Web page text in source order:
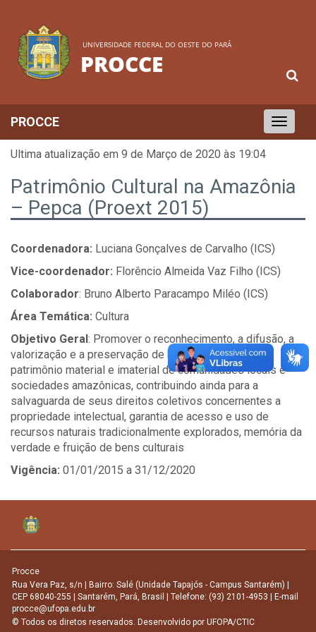
UNIVERSIDADE FEDERAL DO OESTE DO PARÁ
PROCCE
Toggle
navigation
PROCCE
Ultima atualização em 9 de Março de 2020 às 19:04
Patrimônio Cultural na Amazônia
– Pepca (Proext 2015)
Coordenadora: Luciana Gonçalves de Carvalho (ICS)
Vice-coordenador: Florêncio Almeida Vaz Filho (ICS)
Colaborador: Bruno Alberto Paracampo Miléo (ICS)
Área Temática: Cultura
Objetivo Geral: Promover o reconhecimento, a difusão, a
valorização e a preservação de bens culturais do
patrimônio material e imaterial de comunidades locais e
sociedades amazônicas, contribuindo ainda para a
salvaguarda de seus direitos coletivos concernentes a
propriedade intelectual, garantia de acesso e uso de
recursos naturais tradicionalmente explorados, memória da
verdade e fruição de bens culturais
Vigência: 01/01/2015 a 31/12/2020
Procce
Rua Vera Paz, s/n | Bairro: Salé (Unidade Tapajós - Campus Santarém) |
CEP 68040-255 | Santarém, Pará, Brasil | Telefone: (93) 2101-4953 | E-mail
procce@ufopa.edu.br
© Todos os diretos reservados. Desenvolvido por UFOPA/CTIC